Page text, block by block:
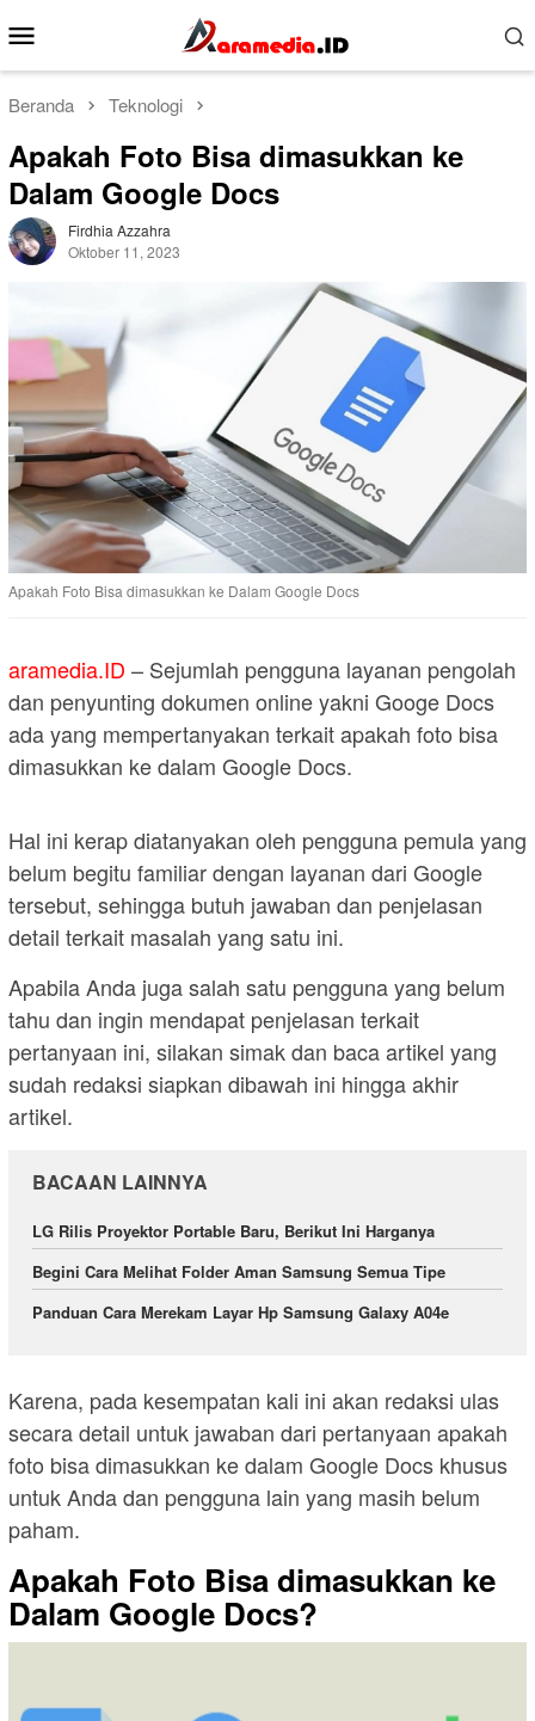
ke
kontenMobile
Beranda Teknologi
Apakah Foto Bisa dimasukkan ke
Dalam Google Docs
Firdhia Azzahra
Oktober 11, 2023
Apakah Foto Bisa dimasukkan ke Dalam Google Docs
aramedia.ID – Sejumlah pengguna layanan pengolah
dan penyunting dokumen online yakni Googe Docs
ada yang mempertanyakan terkait apakah foto bisa
dimasukkan ke dalam Google Docs.
Hal ini kerap diatanyakan oleh pengguna pemula yang
belum begitu familiar dengan layanan dari Google
tersebut, sehingga butuh jawaban dan penjelasan
detail terkait masalah yang satu ini.
Apabila Anda juga salah satu pengguna yang belum
tahu dan ingin mendapat penjelasan terkait
pertanyaan ini, silakan simak dan baca artikel yang
sudah redaksi siapkan dibawah ini hingga akhir
artikel.
BACAAN LAINNYA
LG Rilis Proyektor Portable Baru, Berikut Ini Harganya
Begini Cara Melihat Folder Aman Samsung Semua Tipe
Panduan Cara Merekam Layar Hp Samsung Galaxy A04e
Karena, pada kesempatan kali ini akan redaksi ulas
secara detail untuk jawaban dari pertanyaan apakah
foto bisa dimasukkan ke dalam Google Docs khusus
untuk Anda dan pengguna lain yang masih belum
paham.
Apakah Foto Bisa dimasukkan ke
Dalam Google Docs?